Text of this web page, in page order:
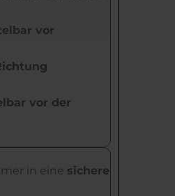
vor
vor der
in eine sichere